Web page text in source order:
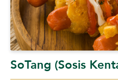
SoTang (Sosis